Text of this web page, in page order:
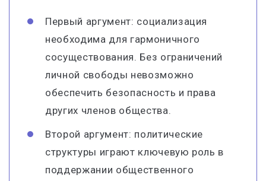
Первый аргумент: социализация
необходима для гармоничного
сосуществования. Без ограничений
личной свободы невозможно
обеспечить безопасность и права
других членов общества.
Второй аргумент: политические
структуры играют ключевую роль в
поддержании общественного